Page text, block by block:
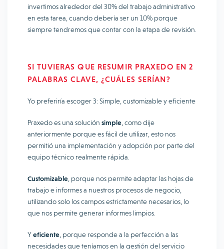
invertimos alrededor del 30% del trabajo administrativo
en esta tarea, cuando debería ser un 10% porque
siempre tendremos que contar con la etapa de revisión.
SI TUVIERAS QUE RESUMIR PRAXEDO EN 2
PALABRAS CLAVE, ¿CUÁLES SERÍAN?
Yo preferiría escoger 3: Simple, customizable y eficiente
Praxedo es una solución simple , como dije
anteriormente porque es fácil de utilizar, esto nos
permitió una implementación y adopción por parte del
equipo técnico realmente rápida.
Customizable , porque nos permite adaptar las hojas de
trabajo e informes a nuestros procesos de negocio,
utilizando solo los campos estrictamente necesarios, lo
que nos permite generar informes limpios.
Yeficiente , porque responde a la perfección a las
necesidades que teníamos en la gestión del servicio